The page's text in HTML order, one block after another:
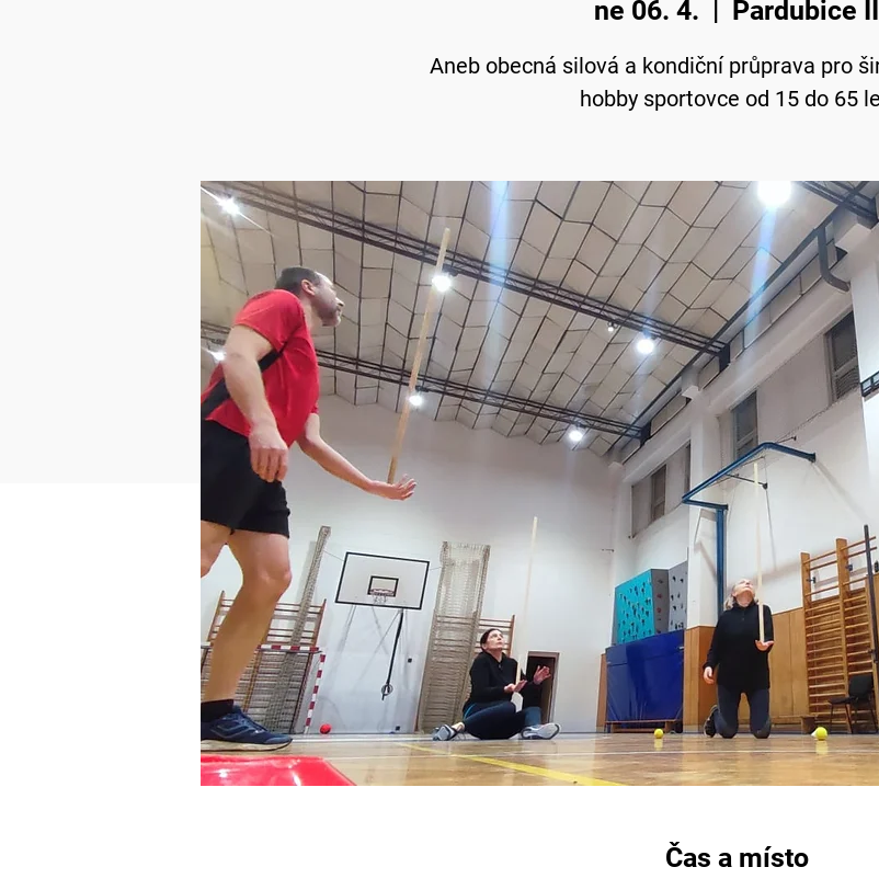
ne 06. 4. Pardubice II
Aneb obecná silová a kondiční průprava pro
hobby sportovce od 15 do 65
Čas a místo